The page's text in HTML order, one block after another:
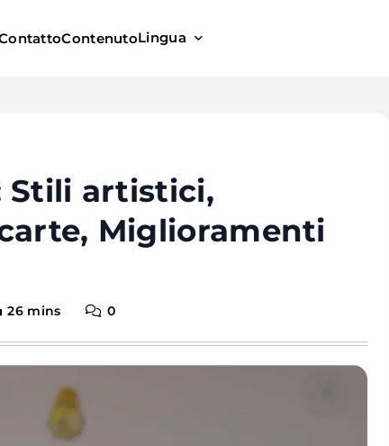
ContenutoLingua
Stili artistici,
Miglioramenti
26 mins 0